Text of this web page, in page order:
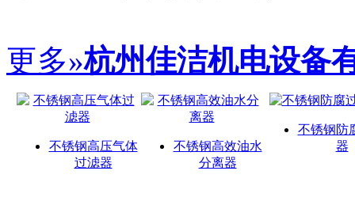
更多»杭州佳洁机电设备
不锈钢高压气体
过滤器
不锈钢高效油水
分离器
不锈钢防
器